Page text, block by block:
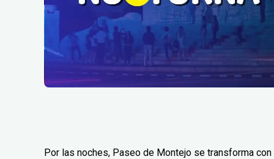
Por las noches, Paseo de Montejo se transforma